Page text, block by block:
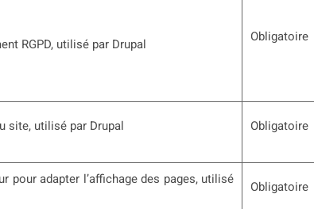
RGPD, utilisé par Drupal
Obligatoire
site, utilisé par Drupal Obligatoire
pour adapter l’affichage des pages, utilisé
Obligatoire